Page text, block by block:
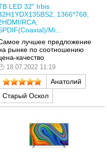
LED 32" Irbis
1366*768,
RCA,
Mi...
лучшее предложение
рынке по соотношению
качество
18.07.2022 11:19
Анатолий
Старый Оскол